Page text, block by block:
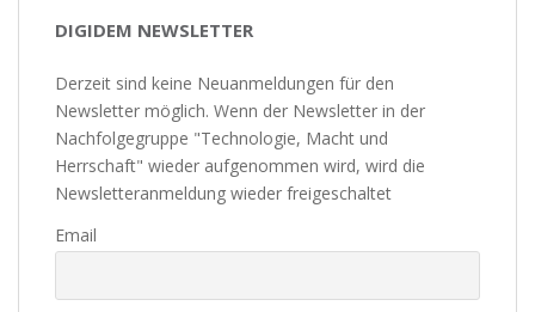
DIGIDEM NEWSLETTER
Derzeit sind keine Neuanmeldungen für den
Newsletter möglich. Wenn der Newsletter in der
Nachfolgegruppe "Technologie, Macht und
Herrschaft" wieder aufgenommen wird, wird die
Newsletteranmeldung wieder freigeschaltet
Email